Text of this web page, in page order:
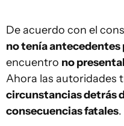
De acuerdo con el
no tenía antecedentes
encuentro no
Ahora las autoridades
circunstancias detrás
consecuencias fatales.